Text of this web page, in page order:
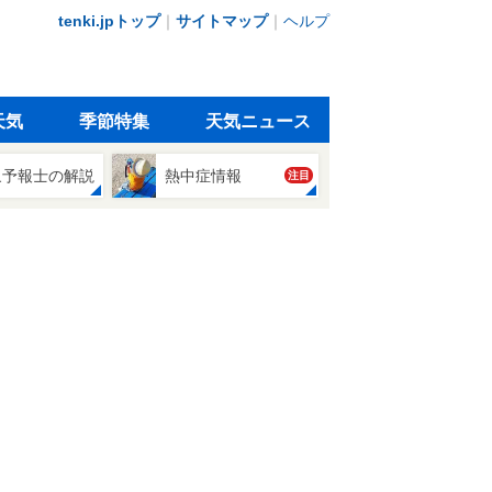
tenki.jpトップ｜ サイトマップ｜ ヘルプ
気 季節特集 天気ニュース
報士の解説 熱中症情報 注目